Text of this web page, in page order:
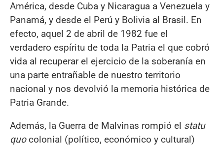
América, desde Cuba y Nicaragua a Venezuela y
Panamá, y desde el Perú y Bolivia al Brasil. En
efecto, aquel 2 de abril de 1982 fue el
verdadero espíritu de toda la Patria el que cobró
vida al recuperar el ejercicio de la soberanía en
una parte entrañable de nuestro territorio
nacional y nos devolvió la memoria histórica de
Patria Grande.
Además, la Guerra de Malvinas rompió el statu
quocolonial (político, económico y cultural)